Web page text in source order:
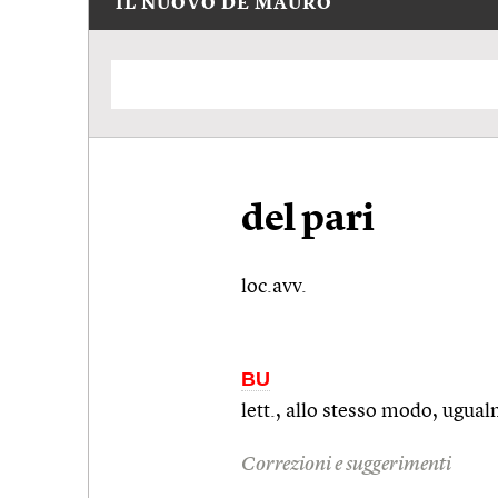
IL NUOVO DE MAURO
del pari
loc.avv.
BU
lett., allo stesso modo,
Correzioni e suggerimenti